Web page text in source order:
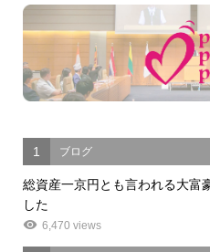
1 ブログ
総資産一京円とも言われる大
した
6,470 views